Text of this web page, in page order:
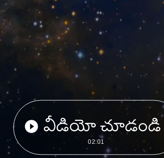
వీడియో చూడండి
02:01